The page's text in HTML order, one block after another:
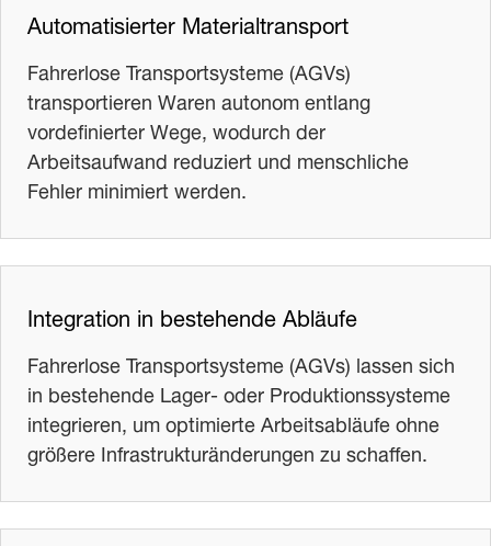
Automatisierter Materialtransport
Fahrerlose Transportsysteme (AGVs)
transportieren Waren autonom entlang
vordefinierter Wege, wodurch der
Arbeitsaufwand reduziert und menschliche
Fehler minimiert werden.
Integration in bestehende Abläufe
Fahrerlose Transportsysteme (AGVs) lassen sich
in bestehende Lager- oder Produktionssysteme
integrieren, um optimierte Arbeitsabläufe ohne
größere Infrastrukturänderungen zu schaffen.